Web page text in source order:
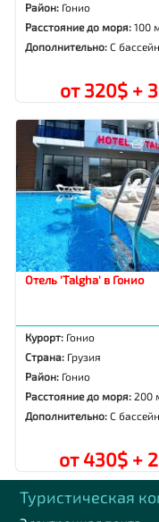
Район: Гонио
Расстояние до моря:100
Дополнительно:С
от 320$ +
Отель 'Talgha' в Гонио
Курорт: Гонио
Страна: Грузия
Район: Гонио
Расстояние до моря:200
Дополнительно:С
от 430$ +
Туристическая